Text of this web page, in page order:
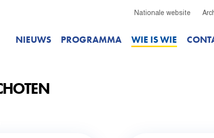
Nationale website
NIEUWS PROGRAMMA WIE IS WIE